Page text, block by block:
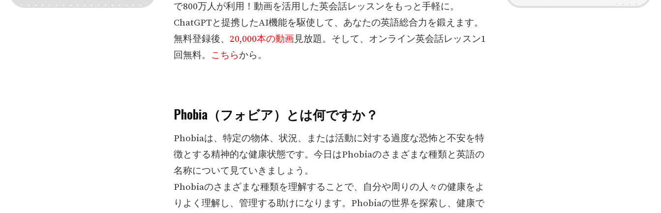
で800万人が利用！動画を活用した英会話レッスンをもっと手軽に。
ChatGPTと提携したAI機能を駆使して、あなたの英語総合力を鍛えます。
無料登録後、 20,000本の動画見放題。そして、オンライン英会話レッスン1
回無料。 こちらから。
Phobia（フォビア）とは何ですか？
Phobiaは、特定の物体、状況、または活動に対する過度な恐怖と不安を特
徴とする精神的な健康状態です。今日はPhobiaのさまざまな種類と英語の
名称について見ていきましょう。
Phobiaのさまざまな種類を理解することで、自分や周りの人々の健康をよ
りよく理解し、管理する助けになります。Phobiaの世界を探索し、健康で